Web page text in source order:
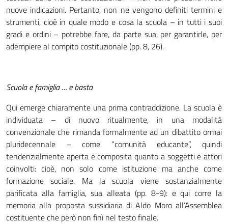
nuove indicazioni. Pertanto, non ne vengono definiti termini e
strumenti, cioè in quale modo e cosa la scuola – in tutti i suoi
gradi e ordini – potrebbe fare, da parte sua, per garantirle, per
adempiere al compito costituzionale (pp. 8, 26).
Scuola e famiglia … e basta
Qui emerge chiaramente una prima contraddizione. La scuola è
individuata – di nuovo ritualmente, in una modalità
convenzionale che rimanda formalmente ad un dibattito ormai
pluridecennale – come “comunità educante”, quindi
tendenzialmente aperta e composita quanto a soggetti e attori
coinvolti: cioè, non solo come istituzione ma anche come
formazione sociale. Ma la scuola viene sostanzialmente
parificata alla famiglia, sua alleata (pp. 8-9): e qui corre la
memoria alla proposta sussidiaria di Aldo Moro all’Assemblea
costituente che però non finì nel testo finale.